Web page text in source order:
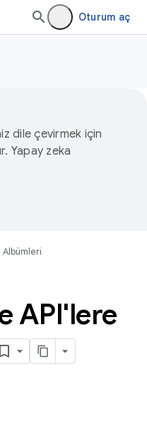
Oturum aç
dile çevirmek için
Yapay zeka
Albümleri
API'lere